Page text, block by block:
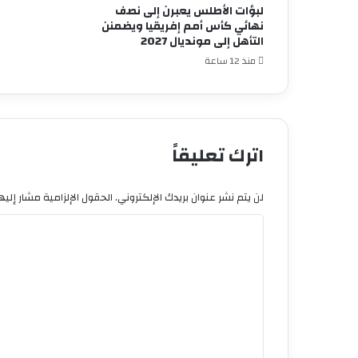
لبؤات الأطلس يعبرن إلى نصف
نهائي كأس أمم إفريقيا ويضمنن
التأهل إلى مونديال 2027
منذ 12 ساعة
اترك تعليقاً
لن يتم نشر عنوان بريدك الإلكتروني.الحقول الإلزامية مشار